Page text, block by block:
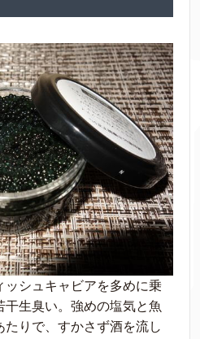
ッシュキャビアを多めに乗
生臭い。強めの塩気と魚
りで、すかさず酒を流し